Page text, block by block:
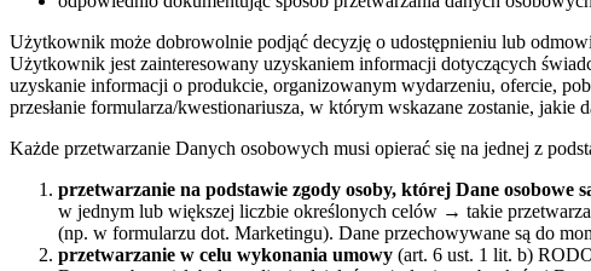
Użytkownik może dobrowolnie podjąć decyzję o udostępnieniu lub
Użytkownik jest zainteresowany uzyskaniem informacji dotyczących
uzyskanie informacji o produkcie, organizowanym wydarzeniu, ofercie,
przesłanie formularza/kwestionariusza, w którym wskazane zostanie, jakie
Każde przetwarzanie Danych osobowych musi opierać się na jednej z
przetwarzanie na podstawie zgody osoby, której Dane osobowe
w jednym lub większej liczbie określonych celów → takie
(np. w formularzu dot. Marketingu). Dane przechowywane są do
przetwarzanie w celu wykonania umowy (art. 6 ust. 1 lit. b)